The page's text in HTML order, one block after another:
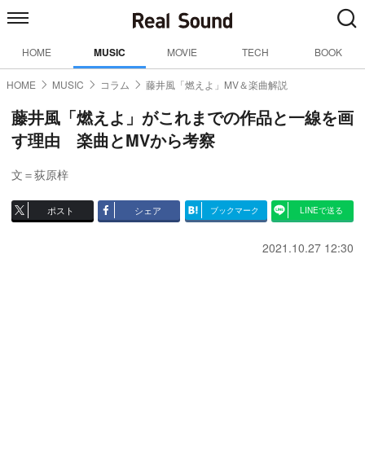
HOME MUSIC MOVIE TECH BOOK
HOME MUSIC コラム 藤井風「燃えよ」MV＆楽曲解説
藤井風「燃えよ」がこれまでの作品と一線を画
す理由 楽曲とMVから考察
文＝荻原梓
ポスト シェア ブックマーク LINEで送る
2021.10.27 12:30